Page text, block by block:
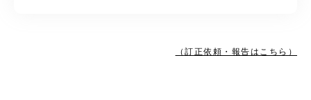
（訂正依頼・報告はこちら）